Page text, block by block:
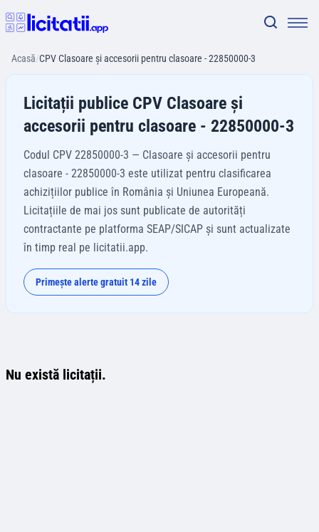
Acasă/CPV Clasoare şi accesorii pentru clasoare - 22850000-3
Licitații publice CPV Clasoare şi
accesorii pentru clasoare - 22850000-3
Codul CPV 22850000-3 — Clasoare şi accesorii pentru
clasoare - 22850000-3 este utilizat pentru clasificarea
achizițiilor publice în România și Uniunea Europeană.
Licitațiile de mai jos sunt publicate de autorități
contractante pe platforma SEAP/SICAP și sunt actualizate
în timp real pe licitatii.app.
Primește alerte gratuit 14 zile
Nu există licitații.